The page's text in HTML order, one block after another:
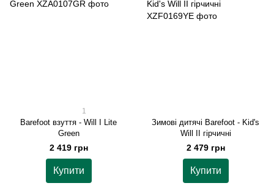
1
Barefoot взуття - Will I Lite
Green
2 419 грн
Купити
Зимові дитячі Barefoot - Kid's
Will II гірчичні
2 479 грн
Купити